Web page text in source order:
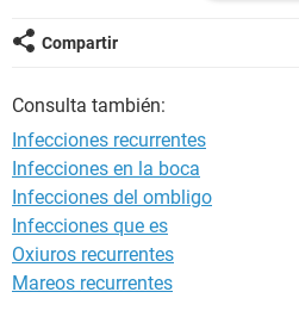
Por favor algun consejo seria de
Compartir
Consulta también:
Infecciones recurrentes
Infecciones en la boca
Infecciones del ombligo
Infecciones que es
Oxiuros recurrentes
Mareos recurrentes